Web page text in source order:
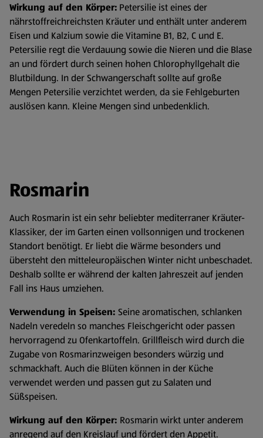
Wirkung auf den Körper: Petersilie ist eines der
nährstoffreichreichsten Kräuter und enthält unter anderem
Eisen und Kalzium sowie die Vitamine B1, B2, C und E.
Petersilie regt die Verdauung sowie die Nieren und die Blase
an und fördert durch seinen hohen Chlorophyllgehalt die
Blutbildung. In der Schwangerschaft sollte auf große
Mengen Petersilie verzichtet werden, da sie Fehlgeburten
auslösen kann. Kleine Mengen sind unbedenklich.
Rosmarin
Auch Rosmarin ist ein sehr beliebter mediterraner Kräuter-
Klassiker, der im Garten einen vollsonnigen und trockenen
Standort benötigt. Er liebt die Wärme besonders und
übersteht den mitteleuropäischen Winter nicht unbeschadet.
Deshalb sollte er während der kalten Jahreszeit auf jenden
Fall ins Haus umziehen.
Verwendung in Speisen: Seine aromatischen, schlanken
Nadeln veredeln so manches Fleischgericht oder passen
hervorragend zu Ofenkartoffeln. Grillfleisch wird durch die
Zugabe von Rosmarinzweigen besonders würzig und
schmackhaft. Auch die Blüten können in der Küche
verwendet werden und passen gut zu Salaten und
Süßspeisen.
Wirkung auf den Körper: Rosmarin wirkt unter anderem
anregend auf den Kreislauf und fördert den Appetit.